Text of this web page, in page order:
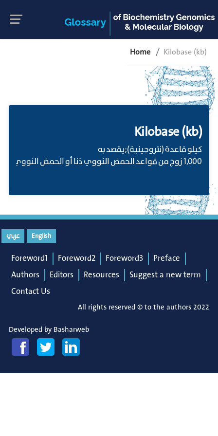
Home Kilobase (kb)
Kilobase (kb)
كيلو قاعدة (نتروجينية);يقصد به
1,000 زوج من قواعد الحمض النووي دَنا أو الحمض النووي الريبي رَنَا.
English عربي
Foreword1 Foreword2 Foreword3
Preface
Authors
Editors Resources
Suggest a new term
Contact Us
All rights reserved © to the authors 2022
Developed by Basharweb